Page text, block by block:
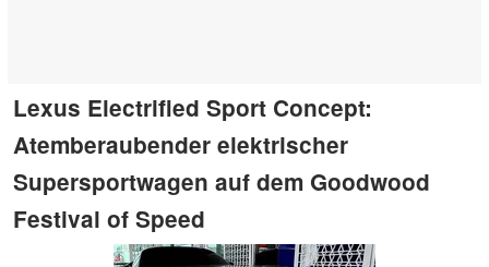
Lexus Electrified Sport Concept:
Atemberaubender elektrischer
Supersportwagen auf dem Goodwood
Festival of Speed